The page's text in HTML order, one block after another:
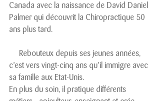
Canada avec la naissance de David Daniel
Palmer qui découvrit la Chiropractique 50
ans plus tard.
c’est vers vingt-cinq ans qu’il immigre avec
sa famille aux Etat-Unis.
En plus du soin, il pratique différents